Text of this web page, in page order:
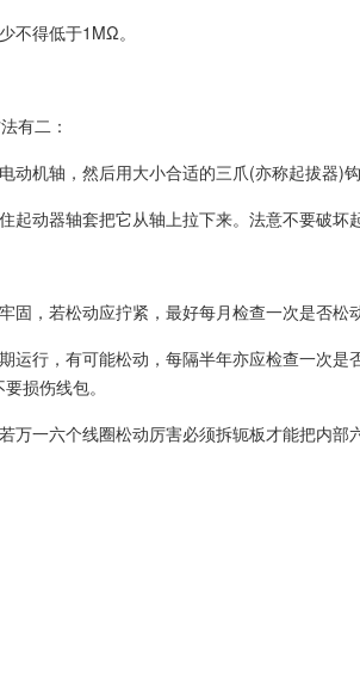
不得低于1MΩ。
有二：
机轴，然后用大小合适的三爪(亦称起拔器)
起动器轴套把它从轴上拉下来。法意不要破坏
，若松动应拧紧，最好每月检查一次是否松动
运行，有可能松动，每隔半年亦应检查一次
损伤线包。
万一六个线圈松动厉害必须拆轭板才能把内